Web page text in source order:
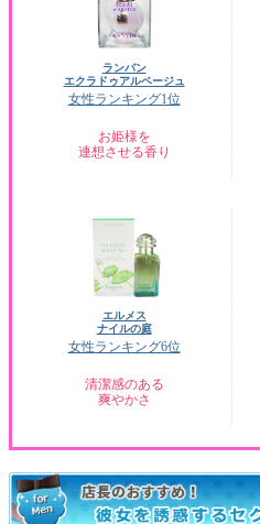
ランバン
エクラドゥアルページュ
女性ランキング1位
お姫様を
連想させる香り
エルメス
ナイルの庭
女性ランキング6位
清潔感のある
爽やかさ